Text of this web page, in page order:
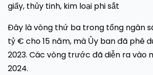
giấy, thủy tinh, kim loại phi sắt
Đây là vòng thứ ba trong tổng ngân
tỷ € cho 15 năm, mà Ủy ban đã phê
2023. Các vòng trước đã diễn ra vào
2024.